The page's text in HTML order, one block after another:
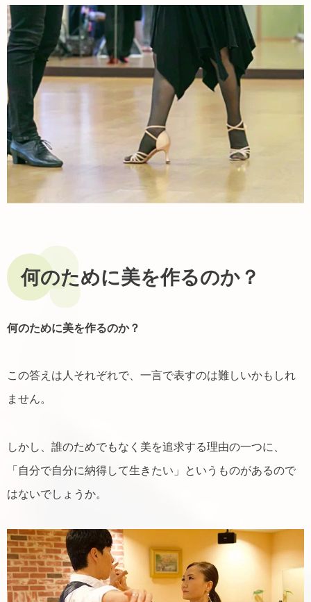
何のために美を作るのか？
何のために美を作るのか？
この答えは人それぞれで、一言で表すのは難しいかもしれ
ません。
しかし、誰のためでもなく美を追求する理由の一つに、
「自分で自分に納得して生きたい」というものがあるので
はないでしょうか。